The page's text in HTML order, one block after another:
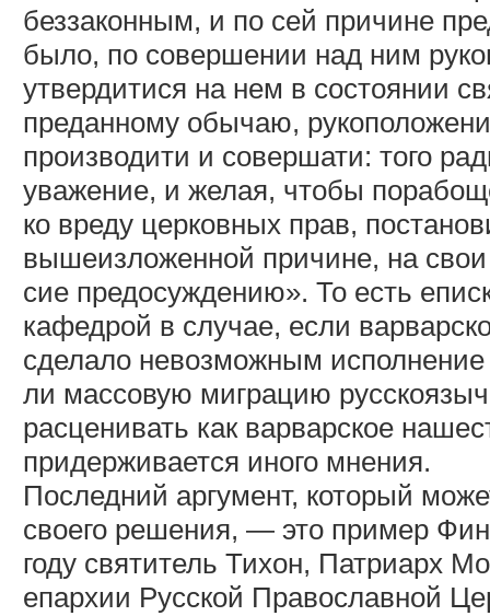
беззаконным, и по сей причине
было, по совершении над ним
утвердитися на нем в состоянии
преданному обычаю,
производити и совершати: того
уважение, и желая, чтобы
ко вреду церковных прав,
вышеизложенной причине, на
сие предосуждению». То есть
кафедрой в случае, если
сделало невозможным исполнение
ли массовую миграцию
расценивать как варварское
придерживается иного мнения.
Последний аргумент, который
своего решения, — это пример
году святитель Тихон, Патриарх
епархии Русской Православной